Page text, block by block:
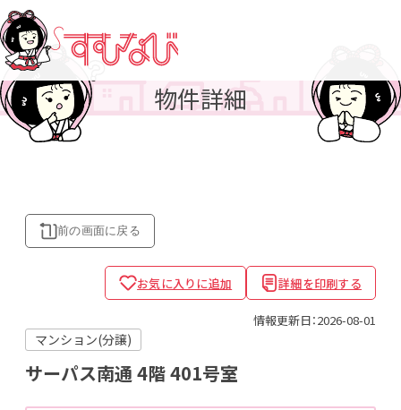
物件詳細
前の画面に戻る
お気に入りに追加 詳細を印刷する
情報更新日：2026-08-01
マンション(分譲)
サーパス南通4階 401号室